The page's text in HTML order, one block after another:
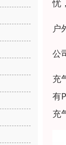
忧
户
公
充
有
充